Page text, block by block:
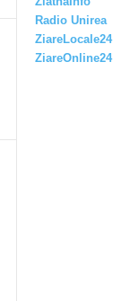
Radio Unirea
ZiareLocale24
ZiareOnline24